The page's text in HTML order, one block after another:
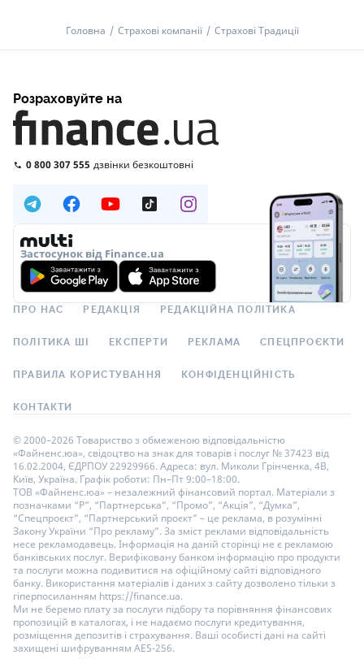
Головна Страхові компанії Страхові Традиції
Розраховуйте на
0 800 307 555 дзвінки безкоштовні
Застосунок від Finance.ua
ПРО НАС РЕДАКЦІЯ РЕДАКЦІЙНА ПОЛІТИКА
ПОЛІТИКА ШІ ЕКСПЕРТИ РЕКЛАМА СПЕЦПРОЄКТИ
ПРАВИЛА КОРИСТУВАННЯ КОНФІДЕНЦІЙНІСТЬ
КОНТАКТИ
© 2000–2026 Товариство з обмеженою відповідальністю
«Файненс.юа», свідоцтво на знак для товарів і послуг № 37423 від
16.02.2004, ЄДРПОУ 22929966. Адреса: вул. Миколи Грінченка, 4В,
Київ, Україна. Графік роботи: Пн–Пт 9:00–18:00.
ТОВ «Файненс.юа» – незалежний фінансовий портал. Матеріали з
позначками “Р”, “Партнерська”, “Промо”, “Акція”, “Думка”,
“Спецпроєкт”, “Партнерський проєкт” – це реклама, в розумінні
Закону України “Про рекламу”. За зміст реклами відповідальність
несе рекламодавець. Інформація на даній сторінці не є рекламою
банківських послуг. Верифіковану банком інформацію про продукти
та послуги можна подивитися на офіційному сайті відповідного
банку. Використання матеріалів і даних з сайту дозволено тільки з
гіперпосиланням https://finance.ua.
Ми не беремо плату за послуги підбору та порівняння фінансових
пропозицій в каталогах, і не надаємо послуги кредитування,
розміщення депозитів і страхування. Ваші особисті дані на сайті
захищені шифруванням AES-256.